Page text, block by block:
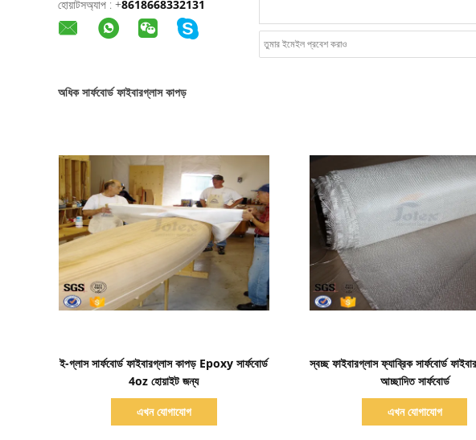
হোয়াটসঅ্যাপ : +8618668332131
অধিক সার্ফবোর্ড ফাইবারগ্লাস কাপড়
ই-গ্লাস সার্ফবোর্ড ফাইবারগ্লাস কাপড় Epoxy সার্ফবোর্ড
4oz হোয়াইট জন্য
এখন যোগাযোগ
বিস্তারিত দেখাও
স্বচ্ছ ফাইবারগ্লাস ফ্যাব্রিক সার্ফবোর্ড
আচ্ছাদিত সার্ফবোর্ড
এখন যোগাযোগ